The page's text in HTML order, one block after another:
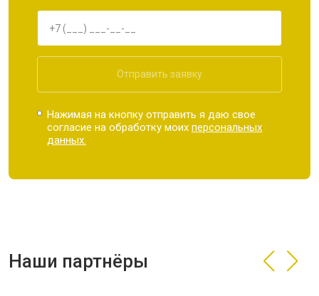
Отправить заявку
Нажимая на кнопку отправить я даю свое
согласие на обработку моихперсональных
данных.
Наши партнёры